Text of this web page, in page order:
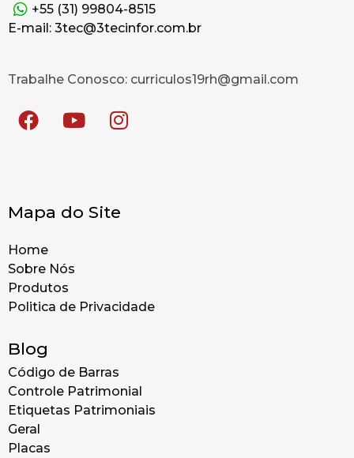
+55 (31) 99804-8515
E-mail: 3tec@3tecinfor.com.br
Trabalhe Conosco: curriculos19rh@gmail.com
Mapa do Site
Home
Sobre Nós
Produtos
Politica de Privacidade
Blog
Código de Barras
Controle Patrimonial
Etiquetas Patrimoniais
Geral
Placas